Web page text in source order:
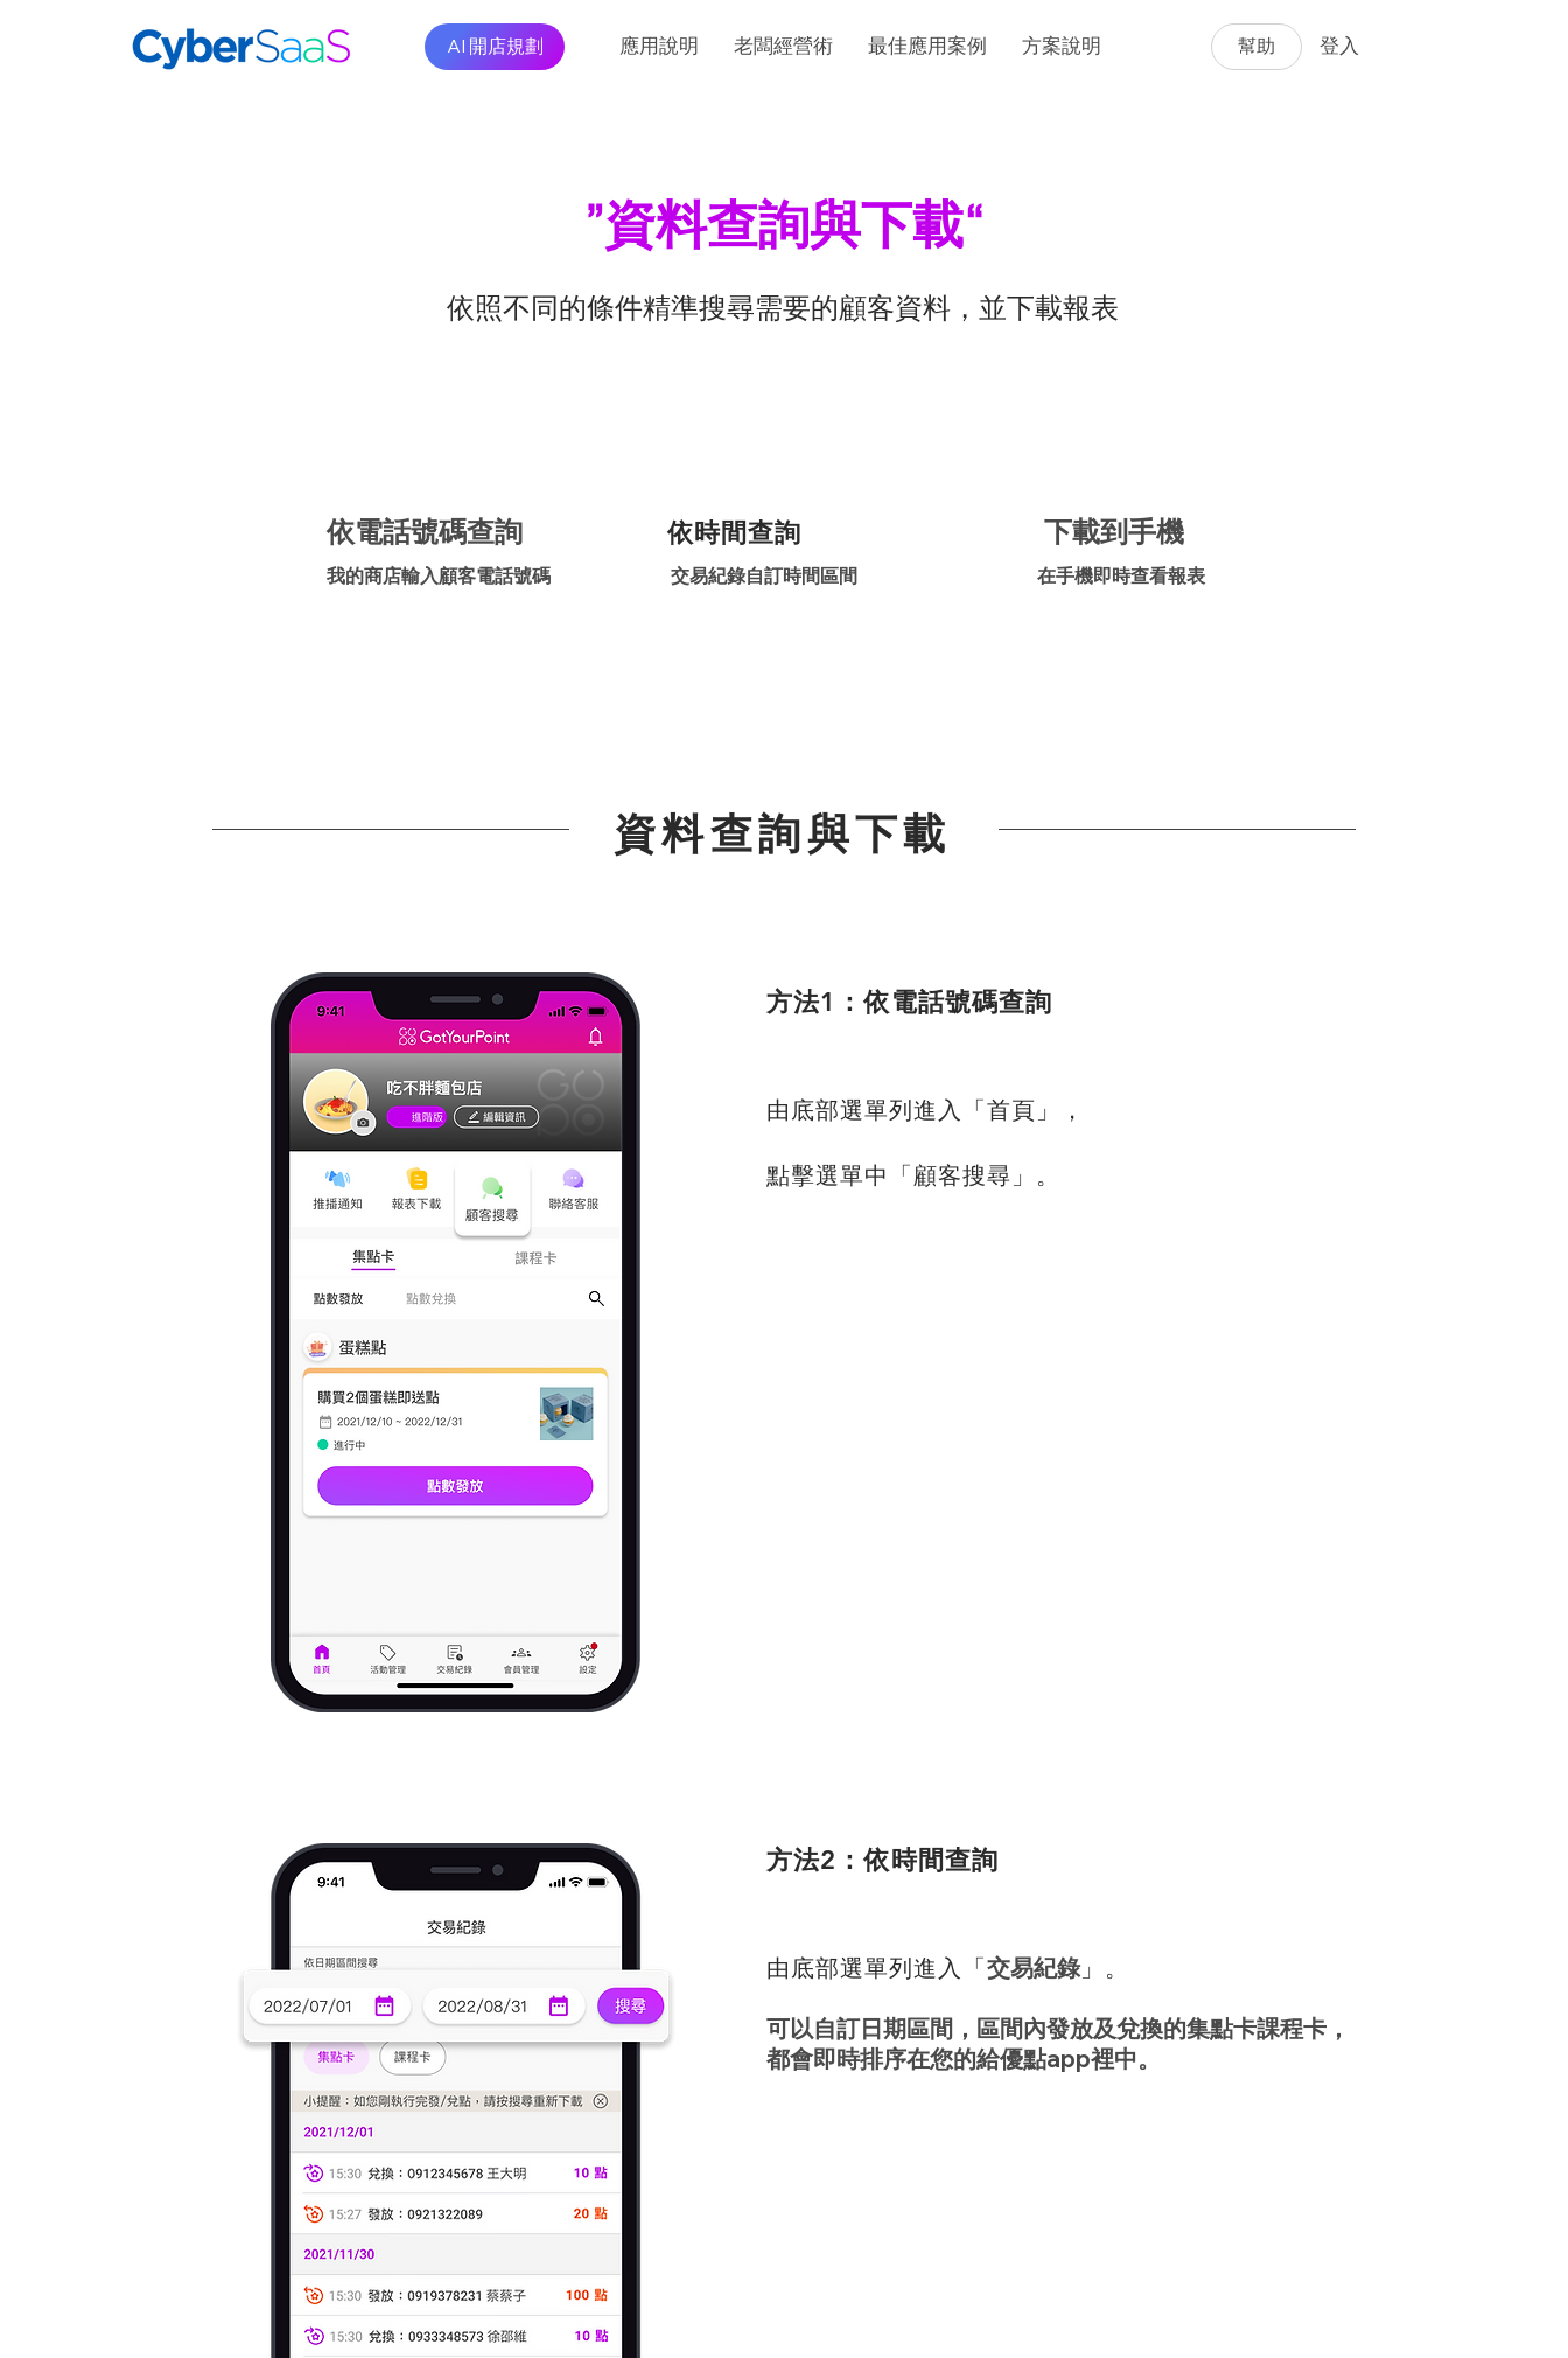
AI 開店規劃 應用說明 老闆經營術 最佳應用案例 方案說明 幫助 登入
”資料查詢與下載“
依照不同的條件精準搜尋需要的顧客資料，並下載報表
依電話號碼查詢
​我的商店輸入顧客電話號碼
依時間查詢
交易紀錄自訂時間區間
下載到手機
在手機即時查看報表
資料查詢與下載
方法1 ：依電話號碼查詢
由底部選單列進入「首頁」，
點擊選單中「顧客搜尋」。
方法2 ：依時間查詢
由底部選單列進入「交易紀錄」。
可以自訂日期區間，區間內發放及兌換的集點卡課程卡，
都會即時排序在您的給優點app裡中。